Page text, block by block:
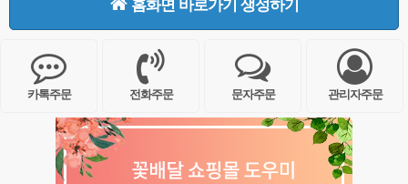
홈화면 바로가기 생성하기
카톡주문 전화주문 문자주문 관리자주문